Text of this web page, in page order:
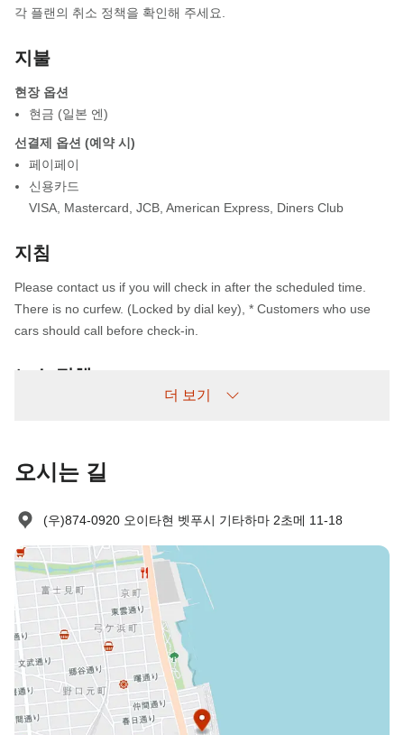
각 플랜의 취소 정책을 확인해 주세요.
지불
현장 옵션
현금 (일본 엔)
선결제 옵션 (예약 시)
페이페이
신용카드
VISA Mastercard JCB American Express Diners Club
지침
Please contact us if you will check in after the scheduled time.
There is no curfew. (Locked by dial key), * Customers who use
cars should call before check-in.
노쇼 정책
더 보기
오시는 길
(우)874-0920 오이타현 벳푸시 기타하마 2초메 11-18